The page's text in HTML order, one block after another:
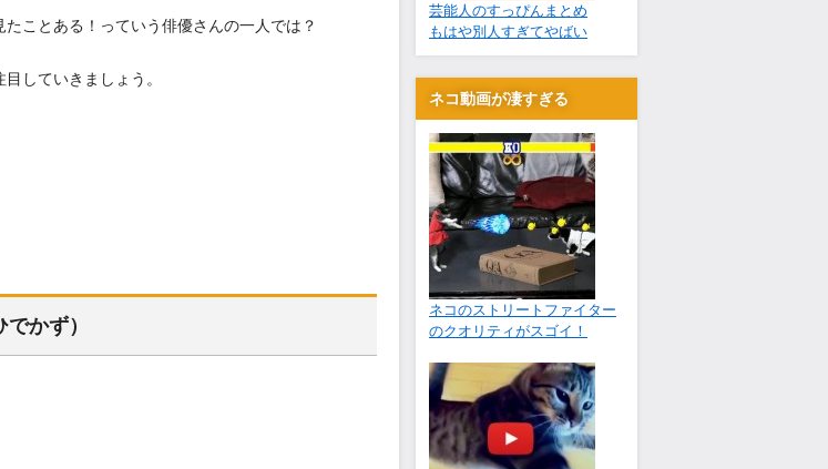
ことある！っていう俳優さんの一人では？
していきましょう。
かず）
芸能人のすっぴんまとめ
もはや別人すぎてやばい
ネコ動画が凄すぎる
ネコのストリートファイター
のクオリティがスゴイ！